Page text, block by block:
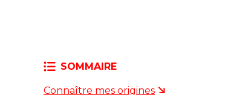
SOMMAIRE
Connaître mes origines